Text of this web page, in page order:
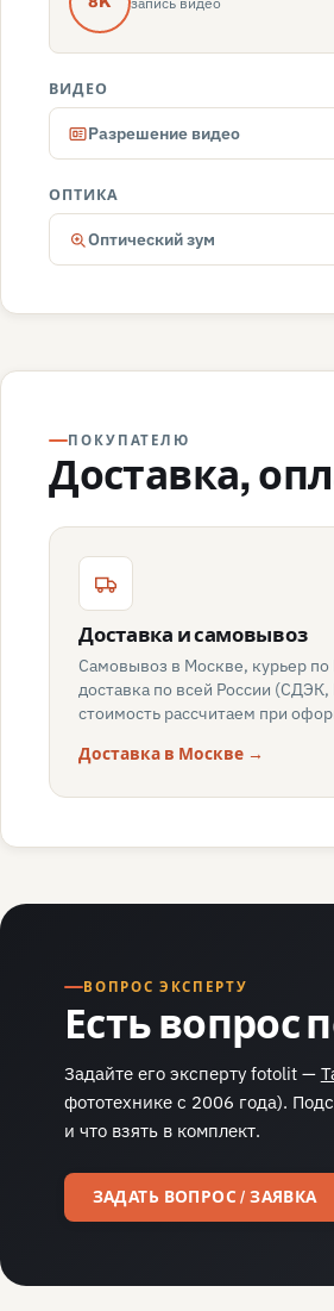
ВИДЕО
Разрешение видео
ОПТИКА
Оптический зум
ПОКУПАТЕЛЮ
Доставка,
Доставка и самовывоз
Самовывоз в Москве, курьер по
доставка по всей России
стоимость рассчитаем при
Доставка в Москве →
ВОПРОС ЭКСПЕРТУ
Есть вопрос
Задайте его эксперту fotolit —
фототехнике с 2006 года).
и что взять в комплект.
ЗАДАТЬ ВОПРОС / ЗАЯВКА